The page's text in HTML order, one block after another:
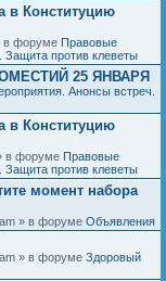
в Конституцию
в форуме Правовые
против клеветы
25 ЯНВАРЯ
Анонсы встреч.
в Конституцию
в форуме Правовые
против клеветы
момент набора
» в форуме Объявления
» в форуме Здоровый